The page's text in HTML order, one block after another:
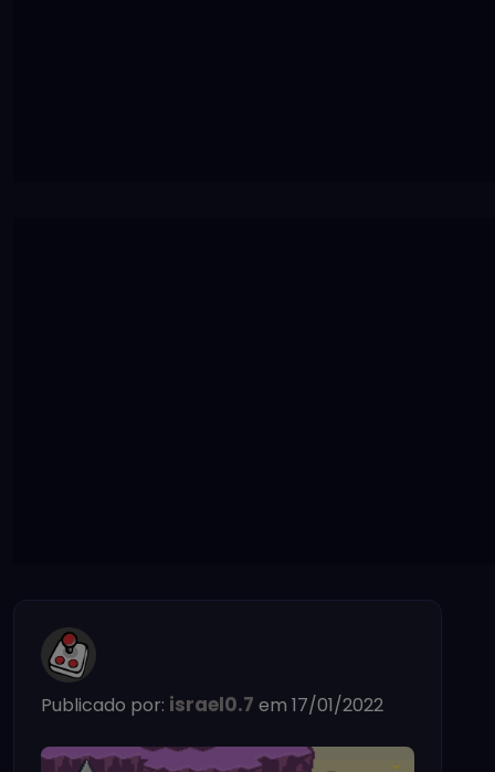
Publicado por: israel0.7 em 17/01/2022